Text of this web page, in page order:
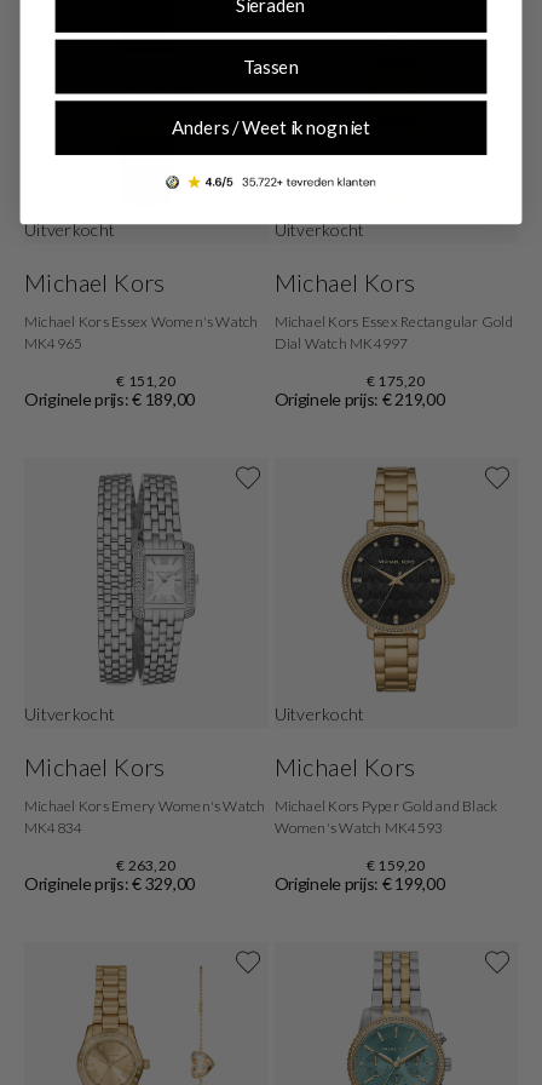
Uitverkocht
Michael Kors
Michael Kors Essex Women's Watch
MK4965
€ 151,20
Originele prijs: € 189,00
Uitverkocht
Michael Kors
Michael Kors Essex Rectangular Gold
Dial Watch MK4997
€ 175,20
Originele prijs: € 219,00
Uitverkocht
Michael Kors
Michael Kors Emery Women's Watch
MK4834
€ 263,20
Originele prijs: € 329,00
Uitverkocht
Michael Kors
Michael Kors Pyper Gold and Black
Women's Watch MK4593
€ 159,20
Originele prijs: € 199,00
Sieraden
Tassen
Anders / Weet ik nog niet